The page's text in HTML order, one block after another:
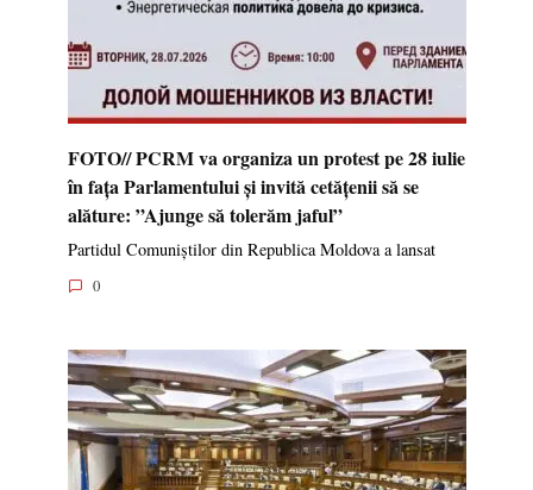
FOTO// PCRM va organiza un protest pe 28 iulie
în fața Parlamentului și invită cetățenii să se
alăture: ”Ajunge să tolerăm jaful”
Partidul Comuniștilor din Republica Moldova a lansat
0